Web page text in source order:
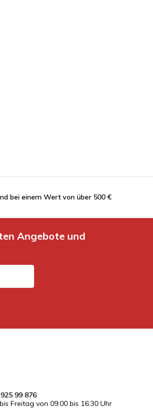
bei einem Wert von über 500 €
Angebote und
99 876
Freitag von 09:00 bis 16:30 Uhr